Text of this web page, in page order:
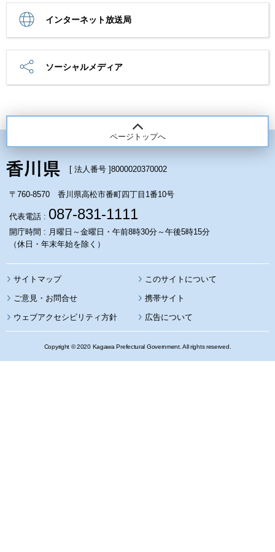
インターネット放送局
ソーシャルメディア
ページトップへ
[ 法人番号 ]8000020370002
〒760-8570 香川県高松市番町四丁目1番10号
代表電話 : 087-831-1111
開庁時間 : 月曜日～金曜日・午前8時30分～午後5時15分
（休日・年末年始を除く）
サイトマップ このサイトについて
携帯サイト
ウェブアクセシビリティ方針 広告について
Copyright © 2020 Kagawa Prefectural Government. All rights reserved.